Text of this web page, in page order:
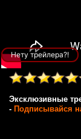
Нету трейлера?!
Эксклюзивные
- Подписывайся